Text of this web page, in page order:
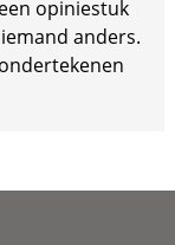
opiniestuk
anders.